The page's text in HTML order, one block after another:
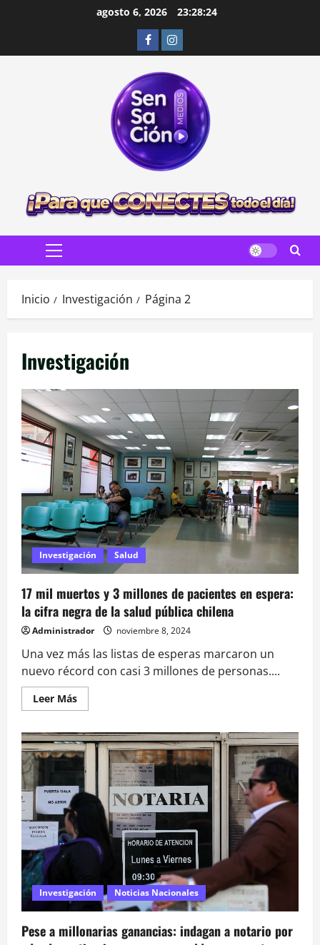
agosto 6, 2026 23:28:26
FacebookInstagram
Menú
Inicio Investigación Página 2
Investigación
Investigación Salud
17 mil muertos y 3 millones de pacientes en espera:
la cifra negra de la salud pública chilena
Administrador noviembre 8, 2024
Una vez más las listas de esperas marcaron un
nuevo récord con casi 3 millones de personas....
Leer MásLeer
más
17
mil
muertos
3
millones
de
pacientes
en
espera:
la
cifra
negra
salud
pública
chilena
Investigación Noticias Nacionales
Pese a millonarias ganancias: indagan a notario por